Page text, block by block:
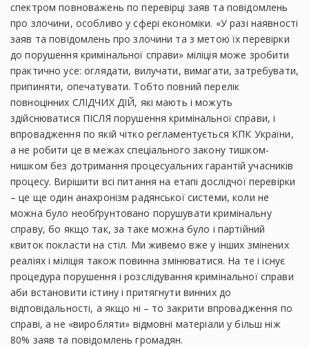
спектром повноважень по перевірці заяв та повідомлень
про злочини, особливо у сфері економіки. «У разі наявності
заяв та повідомлень про злочини та з метою їх перевірки
до порушення кримінальної справи» міліція може зробити
практично усе: оглядати, вилучати, вимагати, затребувати,
припиняти, опечатувати. Тобто повний перелік
повноцінних СЛІДЧИХ ДІЙ, які мають і можуть
здійснюватися ПІСЛЯ порушення кримінальної справи, і
впровадження по якій чітко регламентується КПК України,
а не робити це в межах спеціального закону тишком-
нишком без дотримання процесуальних гарантій учасників
процесу. Вирішити всі питання на етапі дослідчої перевірки
– це ще один анахронізм радянської системи, коли не
можна було необґрунтовано порушувати кримінальну
справу, бо якщо так, за таке можна було і партійний
квиток покласти на стіл. Ми живемо вже у інших змінених
реаліях і міліція також повинна змінюватися. На те і існує
процедура порушення і розслідування кримінальної справи
аби встановити істину і притягнути винних до
відповідальності, а якщо ні – то закрити впровадження по
справі, а не «виробляти» відмовні матеріали у більш ніж
80% заяв та повідомлень громадян.